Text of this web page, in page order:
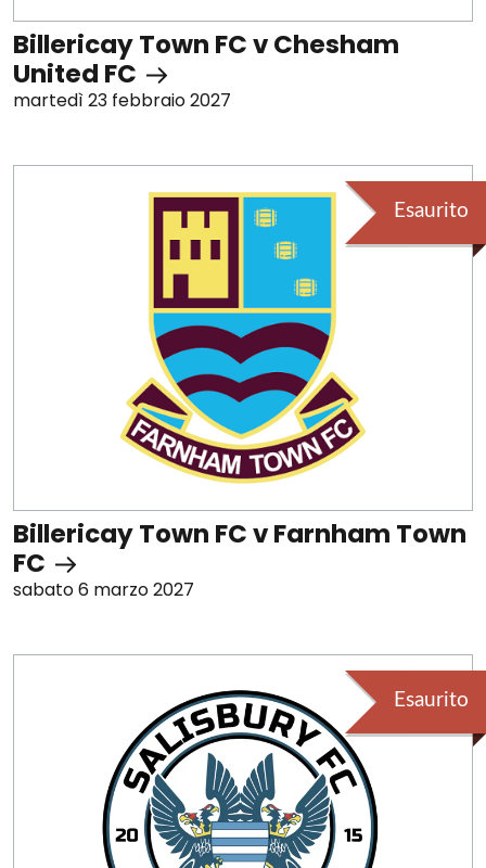
Billericay Town FC v Chesham
United FC
martedì 23 febbraio 2027
Esaurito
Billericay Town FC v Farnham Town
FC
sabato 6 marzo 2027
Esaurito